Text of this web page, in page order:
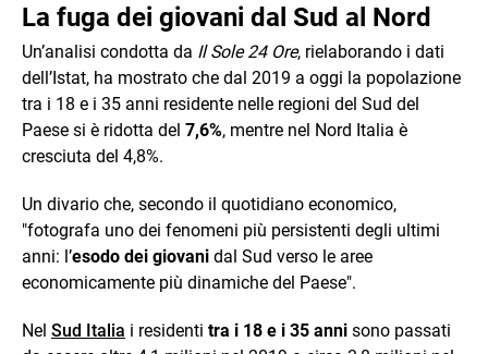
La fuga dei giovani dal Sud al Nord
Un’analisi condotta da Il Sole 24 Ore, rielaborando i dati
dell’Istat, ha mostrato che dal 2019 a oggi la popolazione
tra i 18 e i 35 anni residente nelle regioni del Sud del
Paese si è ridotta del 7,6%, mentre nel Nord Italia è
cresciuta del 4,8%.
Un divario che, secondo il quotidiano economico,
"fotografa uno dei fenomeni più persistenti degli ultimi
anni: l’esodo dei giovani dal Sud verso le aree
economicamente più dinamiche del Paese".
Nel Sud Italia i residenti tra i 18 e i 35 anni sono passati